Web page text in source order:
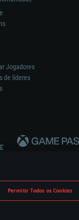
Permitir Todos os Cookies
Jogadores
de líderes
construtor.